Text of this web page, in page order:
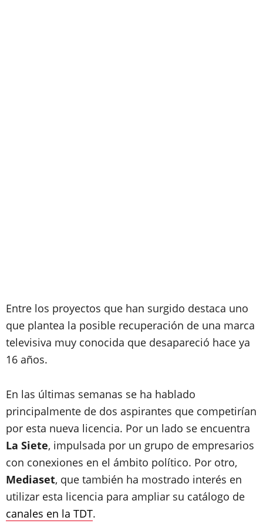
Entre los proyectos que han surgido destaca uno
que plantea la posible recuperación de una marca
televisiva muy conocida que desapareció hace ya
16 años.
En las últimas semanas se ha hablado
principalmente de dos aspirantes que competirían
por esta nueva licencia. Por un lado se encuentra
La Siete, impulsada por un grupo de empresarios
con conexiones en el ámbito político. Por otro,
Mediaset, que también ha mostrado interés en
utilizar esta licencia para ampliar su catálogo de
canales en la TDT.